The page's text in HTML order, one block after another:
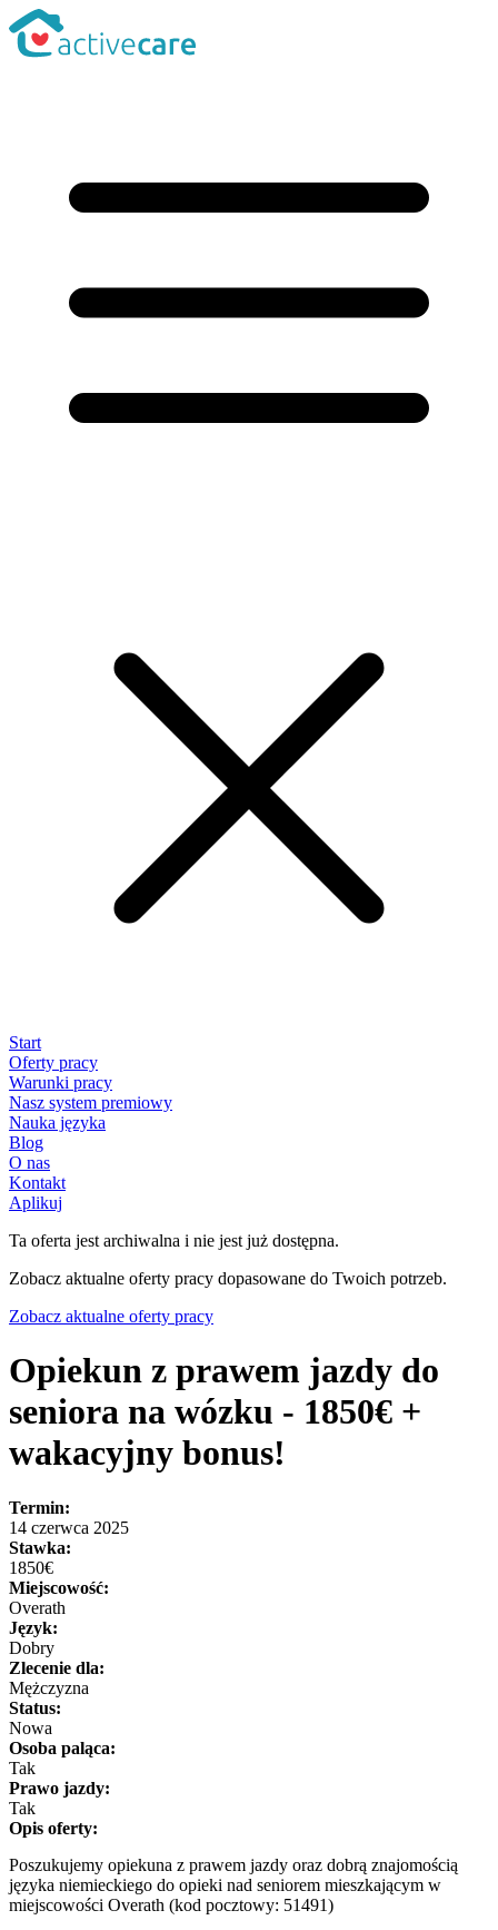
Start
Oferty pracy
Warunki pracy
Nasz system premiowy
Nauka języka
Blog
O nas
Kontakt
Aplikuj
Ta oferta jest archiwalna i nie jest już dostępna.
Zobacz aktualne oferty pracy dopasowane do Twoich potrzeb.
Zobacz aktualne oferty pracy
Opiekun z prawem jazdy do
seniora na wózku - 1850€ +
wakacyjny bonus!
Termin:
14 czerwca 2025
Stawka:
1850€
Miejscowość:
Overath
Język:
Dobry
Zlecenie dla:
Mężczyzna
Status:
Nowa
Osoba paląca:
Tak
Prawo jazdy:
Tak
Opis oferty:
Poszukujemy opiekuna z prawem jazdy oraz dobrą znajomością
języka niemieckiego do opieki nad seniorem mieszkającym w
miejscowości Overath (kod pocztowy: 51491)